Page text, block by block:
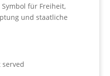
für Freiheit,
und staatliche